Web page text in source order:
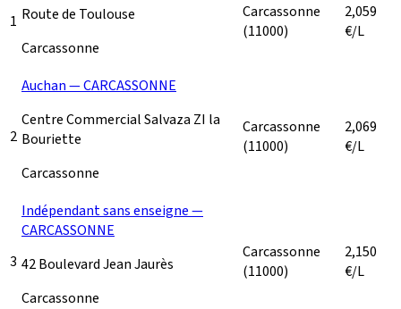
1 Route de Toulouse
Carcassonne
Carcassonne
(11000)
2,059
€/L
2
Auchan — CARCASSONNE
Centre Commercial Salvaza ZI la
Bouriette
Carcassonne
Carcassonne
(11000)
2,069
€/L
3
Indépendant sans enseigne —
CARCASSONNE
42 Boulevard Jean Jaurès
Carcassonne
Carcassonne
(11000)
2,150
€/L